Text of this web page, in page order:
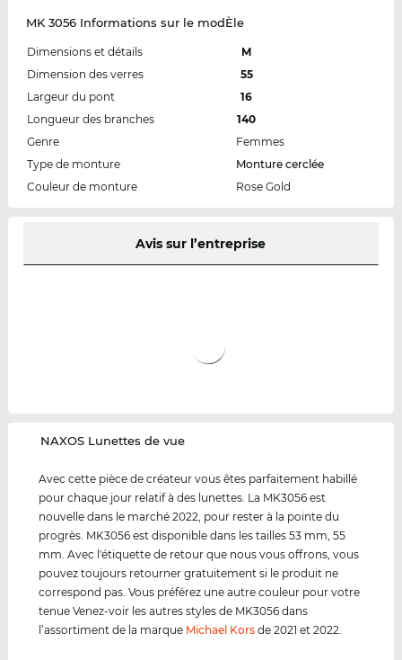
MK 3056 Informations sur le modÈle
Dimensions et détails
M
Dimension des verres
55
Largeur du pont
16
Longueur des branches
140
Genre
Femmes
Type de monture
Monture cerclée
Couleur de monture
Rose Gold
Avis sur l’entreprise
‌NAXOS Lunettes de vue
Avec cette pièce de créateur vous êtes parfaitement habillé
pour chaque jour relatif à des lunettes. La MK3056 est
nouvelle dans le marché 2022, pour rester à la pointe du
progrès. MK3056 est disponible dans les tailles 53 mm, 55
mm. Avec l'étiquette de retour que nous vous offrons, vous
pouvez toujours retourner gratuitement si le produit ne
correspond pas. Vous préférez une autre couleur pour votre
tenue Venez-voir les autres styles de MK3056 dans
l’assortiment de la marque Michael Kors de 2021 et 2022.